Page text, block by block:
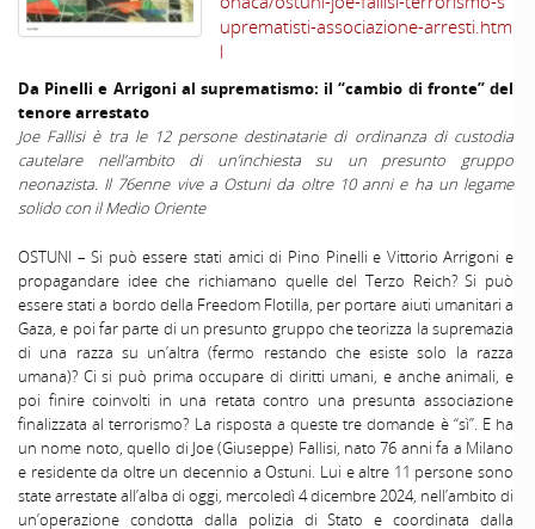
uprematisti-associazione-arresti.htm
l
Da Pinelli e Arrigoni al suprematismo: il “cambio di fronte” del
tenore arrestato
Joe Fallisi è tra le 12 persone destinatarie di ordinanza di custodia
cautelare nell’ambito di un’inchiesta su un presunto gruppo
neonazista. Il 76enne vive a Ostuni da oltre 10 anni e ha un legame
solido con il Medio Oriente
OSTUNI – Si può essere stati amici di Pino Pinelli e Vittorio Arrigoni e
propagandare idee che richiamano quelle del Terzo Reich? Si può
essere stati a bordo della Freedom Flotilla, per portare aiuti umanitari a
Gaza, e poi far parte di un presunto gruppo che teorizza la supremazia
di una razza su un’altra (fermo restando che esiste solo la razza
umana)? Ci si può prima occupare di diritti umani, e anche animali, e
poi finire coinvolti in una retata contro una presunta associazione
finalizzata al terrorismo? La risposta a queste tre domande è “sì”. E ha
un nome noto, quello di Joe (Giuseppe) Fallisi, nato 76 anni fa a Milano
e residente da oltre un decennio a Ostuni. Lui e altre 11 persone sono
state arrestate all’alba di oggi, mercoledì 4 dicembre 2024, nell’ambito di
un’operazione condotta dalla polizia di Stato e coordinata dalla